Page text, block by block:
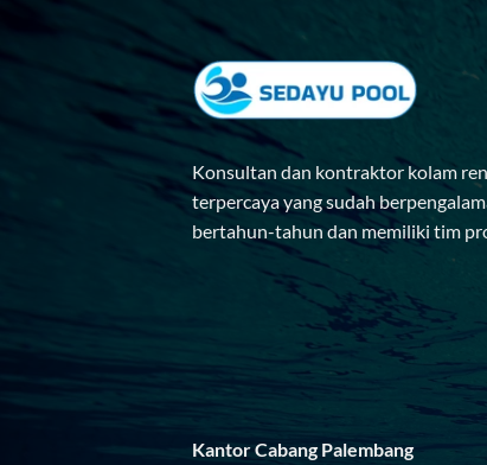
Konsultan dan kontraktor kolam
terpercaya yang sudah
bertahun-tahun dan memiliki tim
Kantor Cabang Palembang